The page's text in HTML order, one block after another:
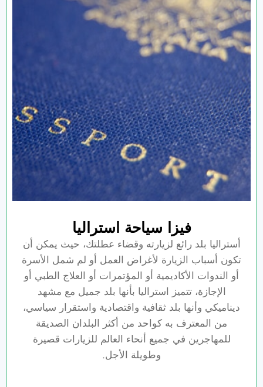
فيزا سياحة استراليا
أستراليا بلد رائع لزيارته وقضاء عطلتك، حيث يمكن أن
تكون أسباب الزيارة لأغراض العمل أو لم شمل الأسرة
أو الندوات الأكاديمية أو المؤتمرات أو العلاج الطبي أو
الإجازة، تتميز استراليا بأنها بلد جميل مع مشهد
ديناميكي وأنها بلد ثقافية واقتصادية واستقرار سياسي،
من المعترف به كواحد من أكثر البلدان الصديقة
للمهاجرين في جميع أنحاء العالم للزيارات قصيرة
وطويلة الأجل.